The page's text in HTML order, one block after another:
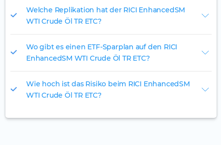
Welche Replikation hat der RICI EnhancedSM
WTI Crude Öl TR ETC?
Wo gibt es einen ETF-Sparplan auf den RICI
EnhancedSM WTI Crude Öl TR ETC?
Wie hoch ist das Risiko beim RICI EnhancedSM
WTI Crude Öl TR ETC?